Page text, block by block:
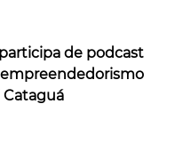
de podcast
empreendedorismo
Cataguá